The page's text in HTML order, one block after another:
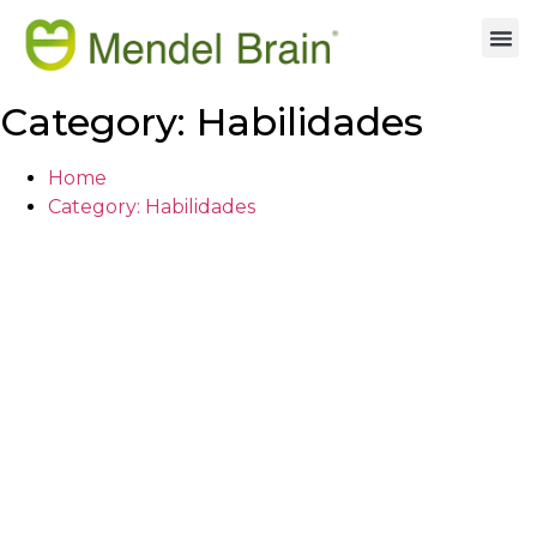
Category: Habilidades
Home
Category: Habilidades